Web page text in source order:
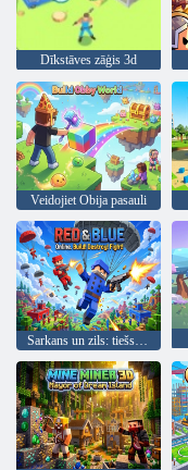
Dīkstāves zāģis 3d
Veidojiet Obija pasauli